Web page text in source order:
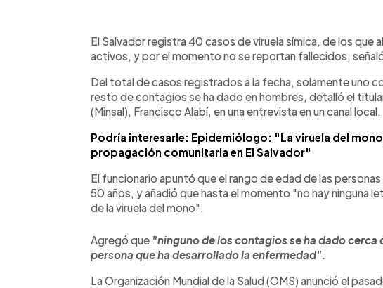
► Escuchar artículo
El Salvador registra 40 casos de viruela símica, de los que
activos, y por el momento no se reportan fallecidos,
Del total de casos registrados a la fecha, solamente uno
resto de contagios se ha dado en hombres, detalló el
(Minsal), Francisco Alabí, en una entrevista en un canal local.
Podría interesarle: Epidemiólogo: "La viruela del mono
propagación comunitaria en El Salvador"
El funcionario apuntó que el rango de edad de las
50 años, y añadió que hasta el momento "no hay ninguna
de la viruela del mono".
Agregó que "ninguno de los contagios se ha dado cerca
persona que ha desarrollado la enfermedad".
La Organización Mundial de la Salud (OMS) anunció el